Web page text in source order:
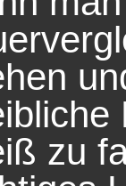
zu